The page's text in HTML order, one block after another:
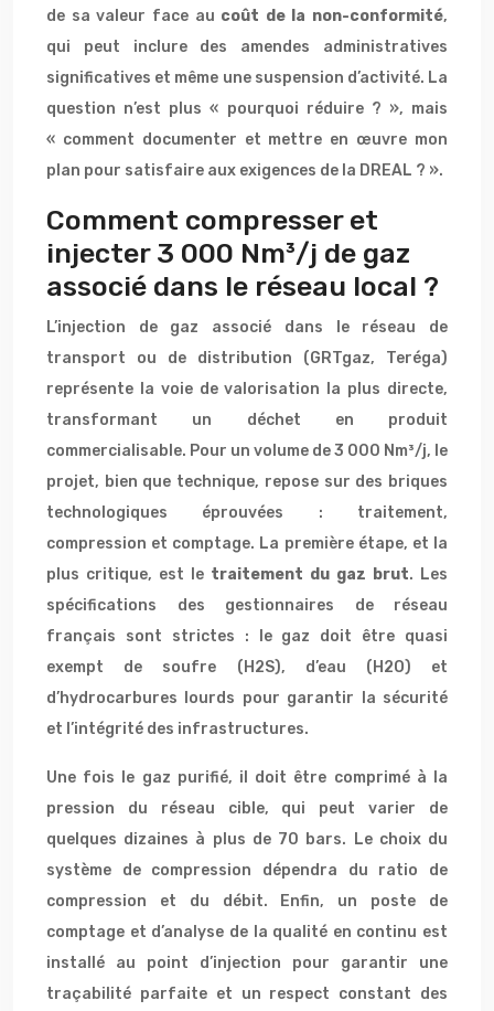
de sa valeur face au coût de la non-conformité,
qui peut inclure des amendes administratives
significatives et même une suspension d’activité. La
question n’est plus « pourquoi réduire ? », mais
« comment documenter et mettre en œuvre mon
plan pour satisfaire aux exigences de la DREAL ? ».
Comment compresser et
injecter 3 000 Nm³/j de gaz
associé dans le réseau local ?
L’injection de gaz associé dans le réseau de
transport ou de distribution (GRTgaz, Teréga)
représente la voie de valorisation la plus directe,
transformant un déchet en produit
commercialisable. Pour un volume de 3 000 Nm³/j, le
projet, bien que technique, repose sur des briques
technologiques éprouvées : traitement,
compression et comptage. La première étape, et la
plus critique, est le traitement du gaz brut. Les
spécifications des gestionnaires de réseau
français sont strictes : le gaz doit être quasi
exempt de soufre (H2S), d’eau (H2O) et
d’hydrocarbures lourds pour garantir la sécurité
et l’intégrité des infrastructures.
Une fois le gaz purifié, il doit être comprimé à la
pression du réseau cible, qui peut varier de
quelques dizaines à plus de 70 bars. Le choix du
système de compression dépendra du ratio de
compression et du débit. Enfin, un poste de
comptage et d’analyse de la qualité en continu est
installé au point d’injection pour garantir une
traçabilité parfaite et un respect constant des